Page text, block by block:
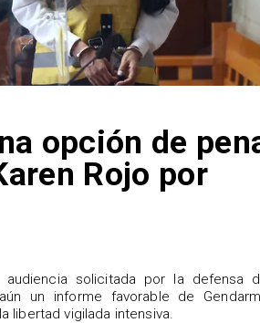
opción de
Rojo por
solicitada por la defensa
un informe favorable de
libertad vigilada intensiva.